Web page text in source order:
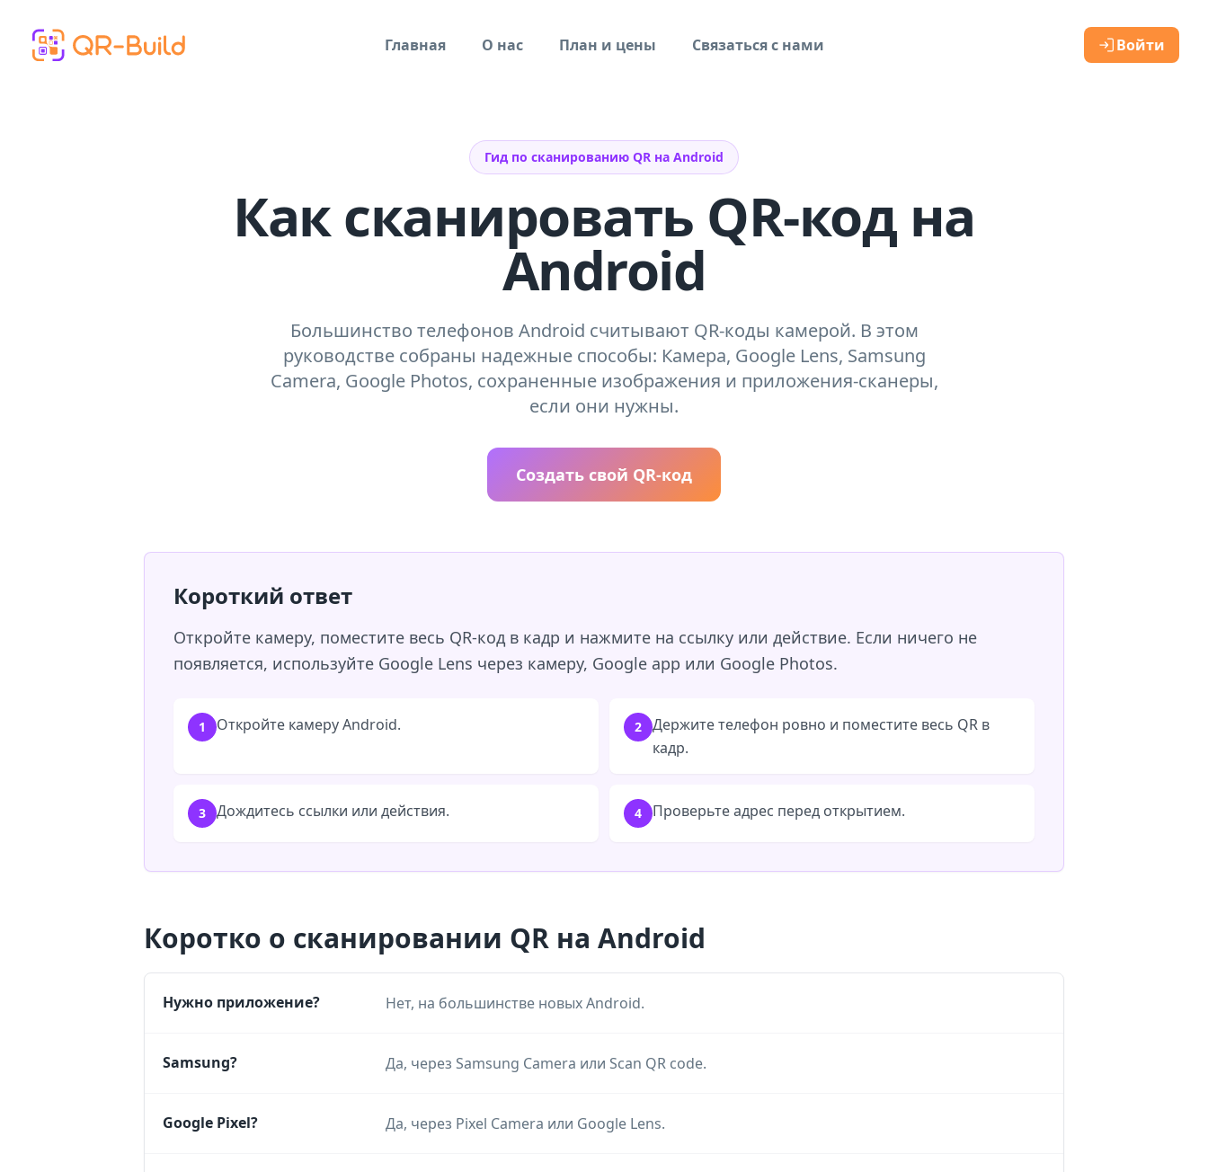
Главная
О нас План и цены Связаться с нами Войти
Гид по сканированию QR на Android
Как сканировать QR-код на
Android
Большинство телефонов Android считывают QR-коды камерой. В этом
руководстве собраны надежные способы: Камера, Google Lens, Samsung
Camera, Google Photos, сохраненные изображения и приложения-сканеры,
если они нужны.
Создать свой QR-код
Короткий ответ
Откройте камеру, поместите весь QR-код в кадр и нажмите на ссылку или действие. Если ничего не
появляется, используйте Google Lens через камеру, Google app или Google Photos.
1 Откройте камеру Android. 2
Держите телефон ровно и поместите весь QR в
кадр.
3 Дождитесь ссылки или действия. 4 Проверьте адрес перед открытием.
Коротко о сканировании QR на Android
Нужно приложение? Нет, на большинстве новых Android.
Samsung? Да, через Samsung Camera или Scan QR code.
Google Pixel? Да, через Pixel Camera или Google Lens.